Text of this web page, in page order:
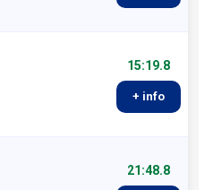
15:19.8
+ info
21:48.8